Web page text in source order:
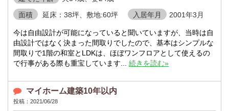
面積
延床：38坪、敷地:60坪 入居年月 2001年3月
今は自由設計が可能になっていると聞いていますが、当時は自
由設計ではなく決まった間取りでしたので、基本はシンプルな
間取りで1階の和室とLDKは、ほぼワンフロアとして使えるの
で行事がある際も重宝しています... 続きを読む»
マイホーム建築10年以内
投稿：2021/06/28